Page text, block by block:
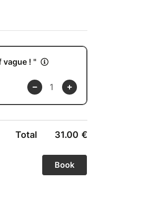
(corps-mental)
batteries en
entrer plus
Tambour,
délicieuse.
vague ! "
Total 31.00 €